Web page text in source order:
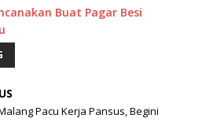
Buat Pagar Besi
Pacu Kerja Pansus, Begini